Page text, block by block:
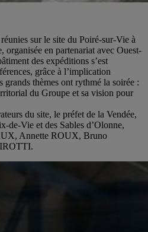
sur le site du Poiré-sur-Vie à
organisée en partenariat avec Ouest-
des expéditions s’est
grâce à l’implication
grands thèmes ont rythmé la soirée :
du Groupe et sa vision pour
du site, le préfet de la Vendée,
de-Vie et des Sables d’Olonne,
Annette ROUX, Bruno